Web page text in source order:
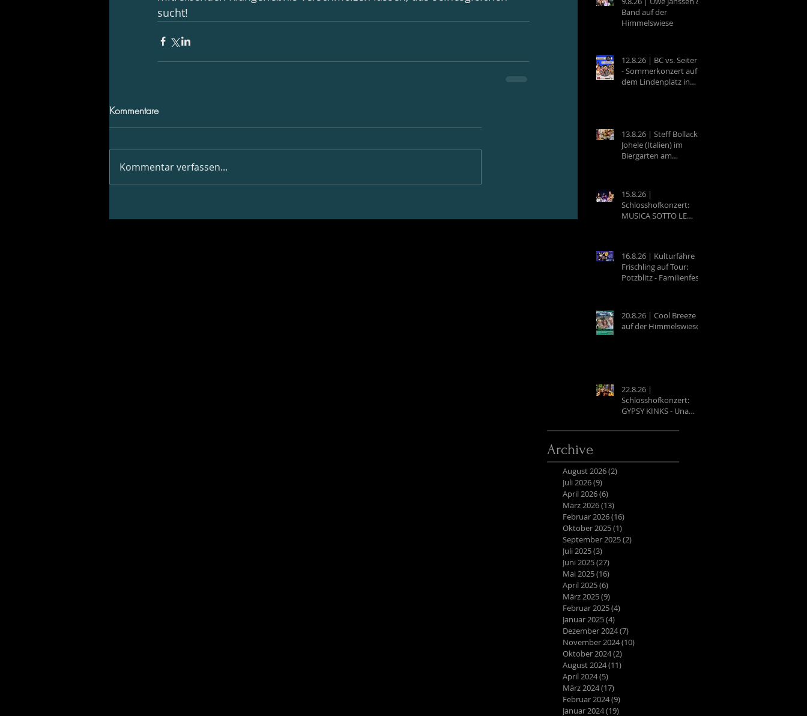
sucht!
Kommentare
Kommentar verfassen...
Band auf der
Himmelswiese
12.8.26 | BC vs. Seiterle
- Sommerkonzert auf
dem Lindenplatz in
13.8.26 | Steff Bollack &
Johele (Italien) im
Biergarten am
15.8.26 |
Schlosshofkonzert:
MUSICA SOTTO LE
16.8.26 | Kulturfähre
Frischling auf Tour:
Potzblitz - Familienfest
20.8.26 | Cool Breeze
auf der Himmelswiese
22.8.26 |
Schlosshofkonzert:
GYPSY KINKS - Una
Archive
August 2026(2)
Juli 2026(9)
April 2026(6)
März 2026(13)
Februar 2026(16)
Oktober 2025(1)
September 2025(2)
Juli 2025(3)
Juni 2025(27)
Mai 2025(16)
April 2025(6)
März 2025(9)
Februar 2025(4)
Januar 2025(4)
Dezember 2024(7)
November 2024(10)
Oktober 2024(2)
August 2024(11)
April 2024(5)
März 2024(17)
Februar 2024(9)
Januar 2024(19)